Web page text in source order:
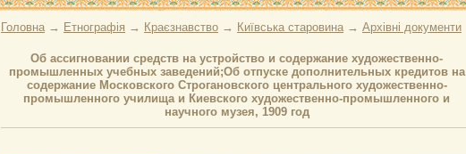
Головна → Етнографія → Краєзнавство → Київська старовина → Архівні документи
Об ассигновании средств на устройство и содержание художественно-
промышленных учебных заведений;Об отпуске дополнительных кредитов на
содержание Московского Строгановского центрального художественно-
промышленного училища и Киевского художественно-промышленного и
научного музея, 1909 год